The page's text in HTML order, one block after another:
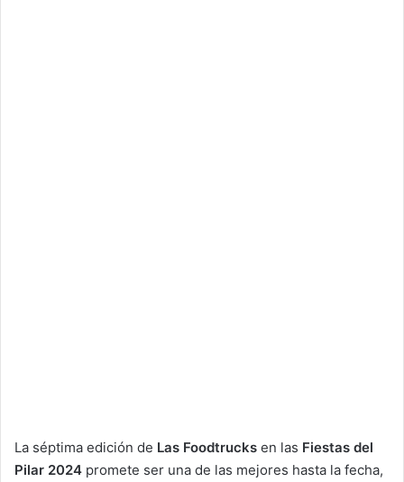
La séptima edición de Las Foodtrucks en las Fiestas del
Pilar 2024 promete ser una de las mejores hasta la fecha,